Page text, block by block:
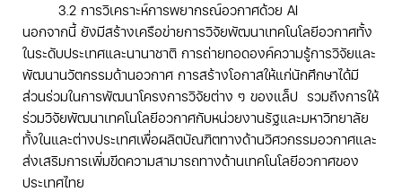
3.2 การวิเคราะห์การพยากรณ์อวกาศด้วย AI
นอกจากนี้ ยังมีสร้างเครือข่ายการวิจัยพัฒนาเทคโนโลยีอวกาศทั้ง
ในระดับประเทศและนานาชาติ การถ่ายทอดองค์ความรู้การวิจัยและ
พัฒนานวัตกรรมด้านอวกาศ การสร้างโอกาสให้แก่นักศึกษาได้มี
ส่วนร่วมในการพัฒนาโครงการวิจัยต่าง ๆ ของแล็ป รวมถึงการให้
ร่วมวิจัยพัฒนาเทคโนโลยีอวกาศกับหน่วยงานรัฐและมหาวิทยาลัย
ทั้งในและต่างประเทศเพื่อผลิตบัณฑิตทางด้านวิศวกรรมอวกาศและ
ส่งเสริมการเพิ่มขีดความสามารถทางด้านเทคโนโลยีอวกาศของ
ประเทศไทย